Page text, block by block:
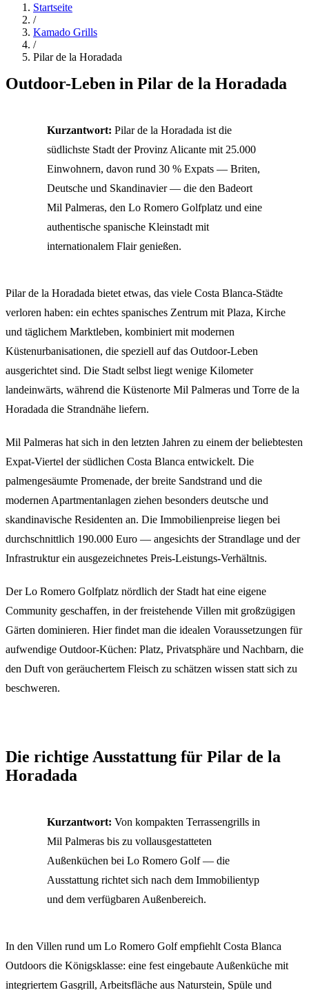
Startseite
/
Kamado Grills
/
Pilar de la Horadada
Outdoor-Leben in Pilar de la Horadada
Kurzantwort: Pilar de la Horadada ist die
südlichste Stadt der Provinz Alicante mit 25.000
Einwohnern, davon rund 30 % Expats — Briten,
Deutsche und Skandinavier — die den Badeort
Mil Palmeras, den Lo Romero Golfplatz und eine
authentische spanische Kleinstadt mit
internationalem Flair genießen.
Pilar de la Horadada bietet etwas, das viele Costa Blanca-Städte
verloren haben: ein echtes spanisches Zentrum mit Plaza, Kirche
und täglichem Marktleben, kombiniert mit modernen
Küstenurbanisationen, die speziell auf das Outdoor-Leben
ausgerichtet sind. Die Stadt selbst liegt wenige Kilometer
landeinwärts, während die Küstenorte Mil Palmeras und Torre de la
Horadada die Strandnähe liefern.
Mil Palmeras hat sich in den letzten Jahren zu einem der beliebtesten
Expat-Viertel der südlichen Costa Blanca entwickelt. Die
palmengesäumte Promenade, der breite Sandstrand und die
modernen Apartmentanlagen ziehen besonders deutsche und
skandinavische Residenten an. Die Immobilienpreise liegen bei
durchschnittlich 190.000 Euro — angesichts der Strandlage und der
Infrastruktur ein ausgezeichnetes Preis-Leistungs-Verhältnis.
Der Lo Romero Golfplatz nördlich der Stadt hat eine eigene
Community geschaffen, in der freistehende Villen mit großzügigen
Gärten dominieren. Hier findet man die idealen Voraussetzungen für
aufwendige Outdoor-Küchen: Platz, Privatsphäre und Nachbarn, die
den Duft von geräuchertem Fleisch zu schätzen wissen statt sich zu
beschweren.
Die richtige Ausstattung für Pilar de la
Horadada
Kurzantwort: Von kompakten Terrassengrills in
Mil Palmeras bis zu vollausgestatteten
Außenküchen bei Lo Romero Golf — die
Ausstattung richtet sich nach dem Immobilientyp
und dem verfügbaren Außenbereich.
In den Villen rund um Lo Romero Golf empfiehlt Costa Blanca
Outdoors die Königsklasse: eine fest eingebaute Außenküche mit
integriertem Gasgrill, Arbeitsfläche aus Naturstein, Spüle und